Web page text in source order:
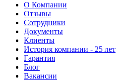
О Компании
Отзывы
Сотрудники
Документы
Клиенты
История компании - 25 лет
Гарантия
Блог
Вакансии